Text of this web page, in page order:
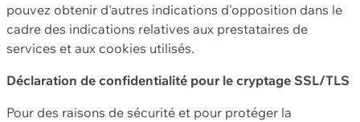
pouvez obtenir d'autres indications d'opposition dans le
cadre des indications relatives aux prestataires de
services et aux cookies utilisés.
Déclaration de confidentialité pour le cryptage SSL/TLS
Pour des raisons de sécurité et pour protéger la